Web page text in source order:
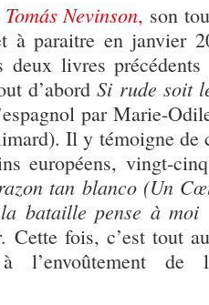
Tomás Nevinson, son
à paraitre en janvier
deux livres
d’abordSi rude soit
par Marie-
Il y témoigne de
européens, vingt-
tan blanco (Un
bataille pense à moi
Cette fois, c’est tout
l’envoûtement de